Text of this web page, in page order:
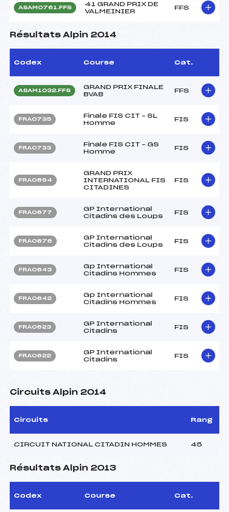
ASAM0761.FFS
41 GRAND PRIX DE
VALMEINIER
FFS
Résultats Alpin 2014
Codex Course Cat.
ASAM1032.FFS
GRAND PRIX FINALE
BVAB
FFS
FRA0735
Finale FIS CIT – SL
Homme
FIS
FRA0733
Finale FIS CIT – GS
Homme
FIS
FRA0694
GRAND PRIX
INTERNATIONAL FIS
CITADINES
FIS
FRA0677
GP International
Citadins des Loups
FIS
FRA0676
GP International
Citadins des Loups
FIS
FRA0643
Gp International
Citadins Hommes
FIS
FRA0642
Gp International
Citadins Hommes
FIS
FRA0623
GP International
Citadins
FIS
FRA0622
GP International
Citadins
FIS
Circuits Alpin 2014
Circuits Rang
CIRCUIT NATIONAL CITADIN HOMMES 45
Résultats Alpin 2013
Codex Course Cat.